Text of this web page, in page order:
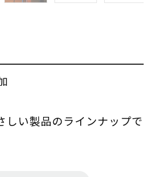
しい製品のラインナップで